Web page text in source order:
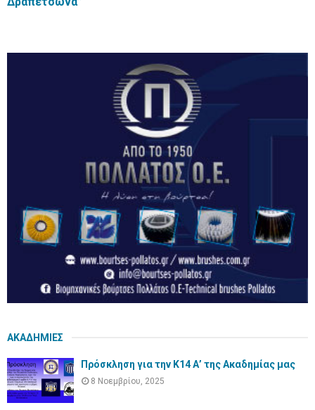
ΑΚΑΔΗΜΙΕΣ
Πρόσκληση για την Κ14 Α’ της Ακαδημίας μας
8 Νοεμβρίου, 2025